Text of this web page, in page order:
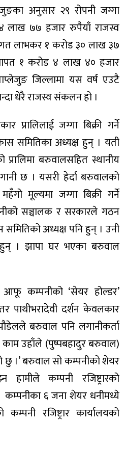
अनुसार २९ रोपनी जग्गा
लाख ७७ हजार रुपैयाँ राजस्व
लाभकर १ करोड ३० लाख ३७
१ करोड ४ लाख ४० हजार
जिल्लामा यस वर्ष एउटै
धेरै राजस्व संकलन हो ।
प्रालिलाई जग्गा बिक्री गर्ने
समितिका अध्यक्ष हुन् । यती
बरुवालसहित स्थानीय
छ । यसरी हेर्दा बरुवालको
मूल्यमा जग्गा बिक्री गर्ने
सञ्चालक र सरकारले गठन
समितिको अध्यक्ष पनि हुन् । उनी
। झापा घर भएका बरुवाल
कम्पनीको ‘सेयर होल्डर’
पाथीभरादेवी दर्शन केवलकार
पौडेलले बरुवाल पनि लगानीकर्ता
उहाँले (पुष्पबहादुर बरुवाल)
छु ।’ बरुवाल सो कम्पनीको शेयर
कम्पनी रजिष्ट्रारको
कम्पनीका ६ जना शेयर धनीमध्ये
रजिष्ट्रार कार्यालयको